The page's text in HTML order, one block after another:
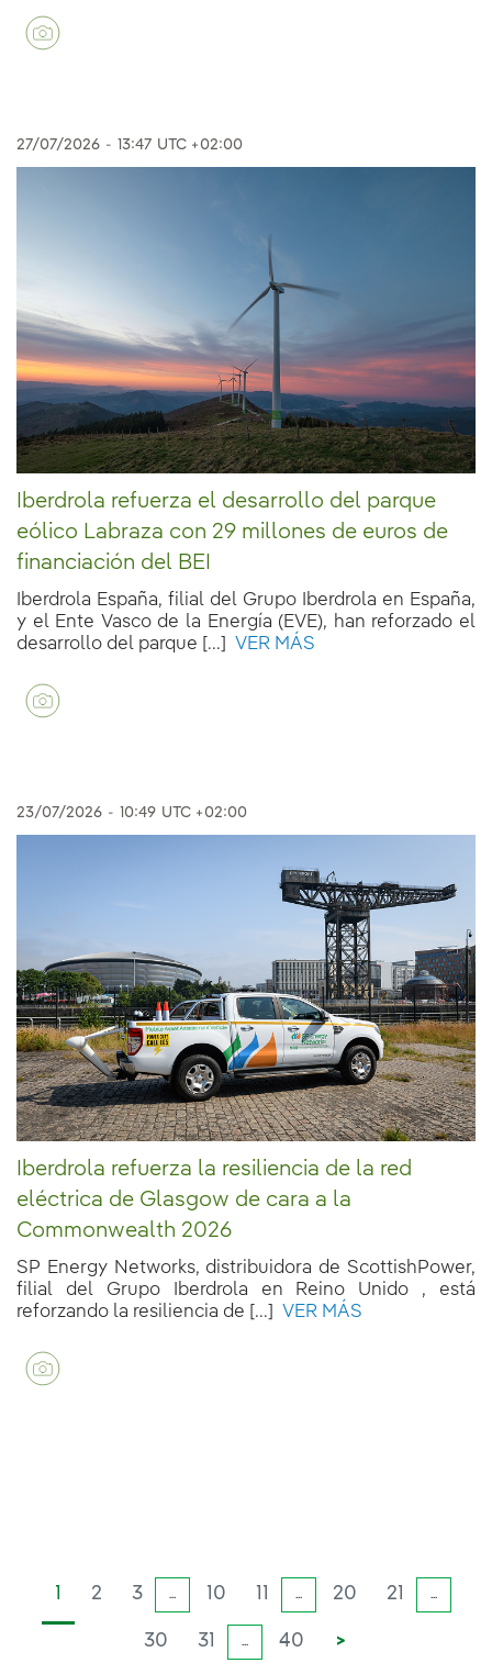
27/07/2026 - 13:47 UTC +02:00
Iberdrola refuerza el desarrollo del parque
eólico Labraza con 29 millones de euros de
financiación del BEI
Iberdrola España, filial del Grupo Iberdrola en España,
y el Ente Vasco de la Energía (EVE), han reforzado el
desarrollo del parque [...]
VER MÁS
23/07/2026 - 10:49 UTC +02:00
Iberdrola refuerza la resiliencia de la red
eléctrica de Glasgow de cara a la
Commonwealth 2026
SP Energy Networks, distribuidora de ScottishPower,
filial del Grupo Iberdrola en Reino Unido , está
reforzando la resiliencia de [...]
VER MÁS
1 2 3 ... 10 11 ... 20 21 ...
30 31 ... 40 >